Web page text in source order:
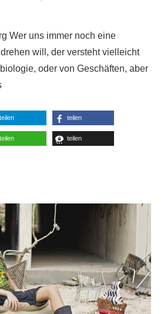
Wer uns immer noch eine
will, der versteht vielleicht
oder von Geschäften, aber
teilen teilen
teilen teilen